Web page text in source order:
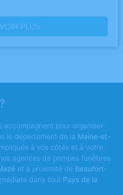
PLUS
accompagnent pour organiser
le département de la Maine-et-
à vos côtés et à votre
agences de pompes funèbres
et à proximité de Beaufort-
dans tout Pays de la